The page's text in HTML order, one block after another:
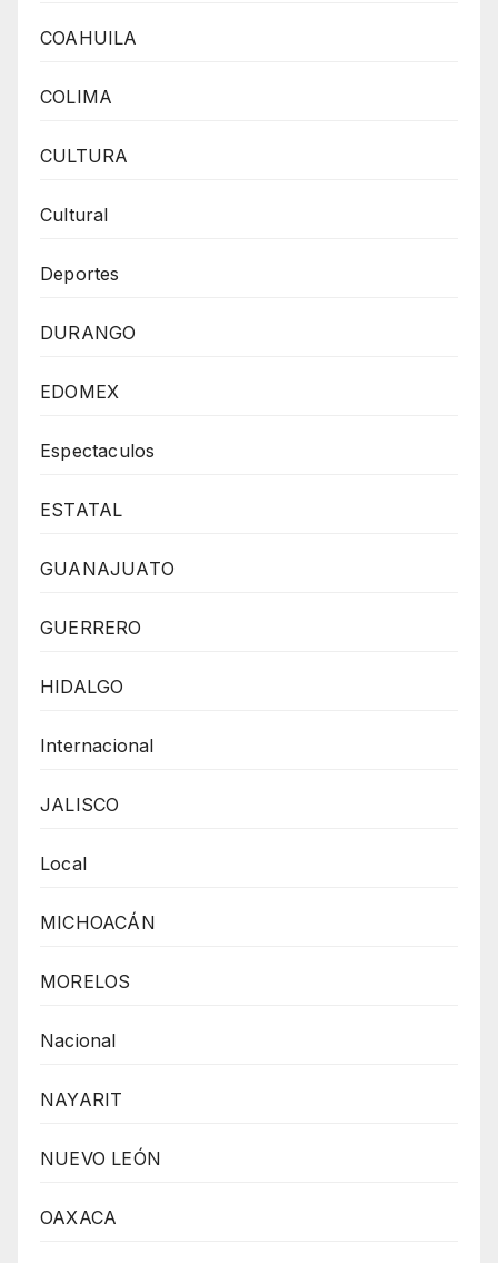
COAHUILA
COLIMA
CULTURA
Cultural
Deportes
DURANGO
EDOMEX
Espectaculos
ESTATAL
GUANAJUATO
GUERRERO
HIDALGO
Internacional
JALISCO
Local
MICHOACÁN
MORELOS
Nacional
NAYARIT
NUEVO LEÓN
OAXACA